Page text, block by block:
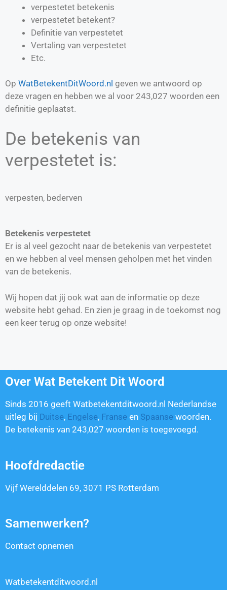
verpestetet betekenis
verpestetet betekent?
Definitie van verpestetet
Vertaling van verpestetet
Etc.
Op WatBetekentDitWoord.nl geven we antwoord op
deze vragen en hebben we al voor 243,027 woorden een
definitie geplaatst.
De betekenis van
verpestetet is:
verpesten, bederven
Betekenis verpestetet
Er is al veel gezocht naar de betekenis van verpestetet
en we hebben al veel mensen geholpen met het vinden
van de betekenis.
Wij hopen dat jij ook wat aan de informatie op deze
website hebt gehad. En zien je graag in de toekomst nog
een keer terug op onze website!
Over Wat Betekent Dit Woord
Sinds 2016 geeft Watbetekentditwoord.nl Nederlandse
uitleg bij Duitse, Engelse, Franse en Spaanse woorden.
De betekenis van 243,027 woorden is toegevoegd.
Hoofdredactie
Vijf Werelddelen 69, 3071 PS Rotterdam
Samenwerken?
Contact opnemen
Watbetekentditwoord.nl